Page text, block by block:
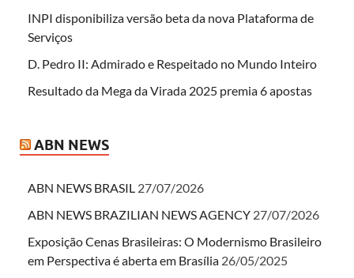
INPI disponibiliza versão beta da nova Plataforma de
Serviços
D. Pedro II: Admirado e Respeitado no Mundo Inteiro
Resultado da Mega da Virada 2025 premia 6 apostas
ABN NEWS
ABN NEWS BRASIL 27/07/2026
ABN NEWS BRAZILIAN NEWS AGENCY 27/07/2026
Exposição Cenas Brasileiras: O Modernismo Brasileiro
em Perspectiva é aberta em Brasília 26/05/2025